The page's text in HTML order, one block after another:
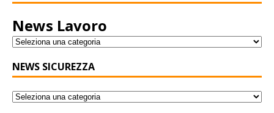
News Lavoro
NEWS SICUREZZA